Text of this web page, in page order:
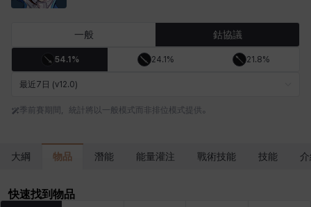
妮婭 妮琪
一般 鈷協議
54.1% 24.1% 21.8%
最近7日 (v12.0)
季前賽期間，統計將以一般模式而非排位模式提供。
大綱 物品 潛能 能量灌注 戰術技能 技能
快速找到物品